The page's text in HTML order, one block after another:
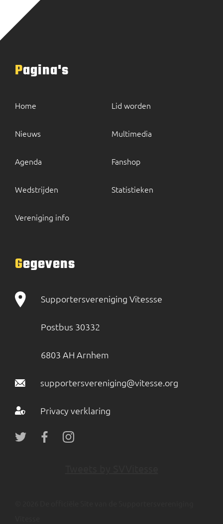
Pagina's
Home
Nieuws
Agenda
Wedstrijden
Vereniging info
Lid worden
Multimedia
Fanshop
Statistieken
Gegevens
Supportersvereniging Vitessse
Postbus 30332
6803 AH Arnhem
supportersvereniging@vitesse.org
Privacy verklaring